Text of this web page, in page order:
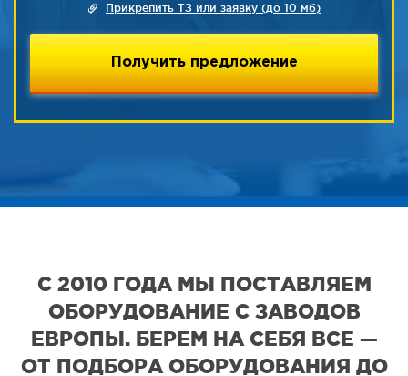
Прикрепить ТЗ или заявку (до 10 мб)
С 2010 ГОДА МЫ ПОСТАВЛЯЕМ
ОБОРУДОВАНИЕ С ЗАВОДОВ
ЕВРОПЫ. БЕРЕМ НА СЕБЯ ВСЕ —
ОТ ПОДБОРА ОБОРУДОВАНИЯ ДО